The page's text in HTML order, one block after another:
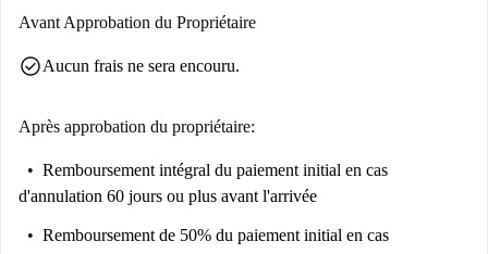
Avant Approbation du Propriétaire
check_circleAucun frais ne sera encouru.
Après approbation du propriétaire:
Remboursement intégral du paiement initial en cas
d'annulation 60 jours ou plus avant l'arrivée
Remboursement de 50% du paiement initial en cas